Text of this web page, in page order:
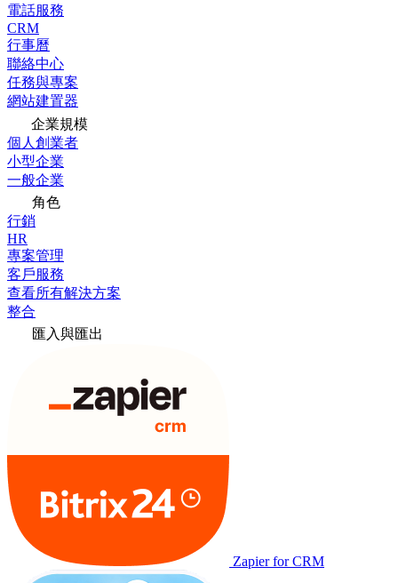
電話服務
CRM
行事曆
聯絡中心
任務與專案
網站建置器
企業規模
個人創業者
小型企業
一般企業
角色
行銷
HR
專案管理
客戶服務
查看所有解決方案
整合
匯入與匯出
Zapier for CRM